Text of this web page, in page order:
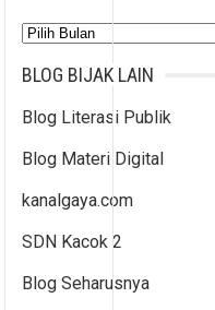
Arsip
BLOG BIJAK LAIN
Blog Literasi Publik
Blog Materi Digital
kanalgaya.com
SDN Kacok 2
Blog Seharusnya